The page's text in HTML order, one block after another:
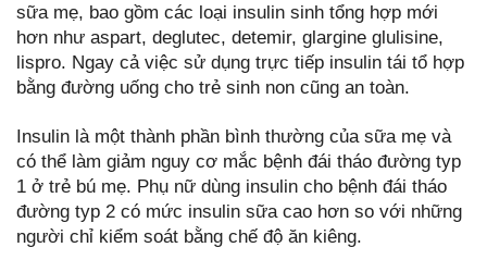
sữa mẹ, bao gồm các loại insulin sinh tổng hợp mới
hơn như aspart, deglutec, detemir, glargine glulisine,
lispro. Ngay cả việc sử dụng trực tiếp insulin tái tổ hợp
bằng đường uống cho trẻ sinh non cũng an toàn.
Insulin là một thành phần bình thường của sữa mẹ và
có thể làm giảm nguy cơ mắc bệnh đái tháo đường typ
1 ở trẻ bú mẹ. Phụ nữ dùng insulin cho bệnh đái tháo
đường typ 2 có mức insulin sữa cao hơn so với những
người chỉ kiểm soát bằng chế độ ăn kiêng.